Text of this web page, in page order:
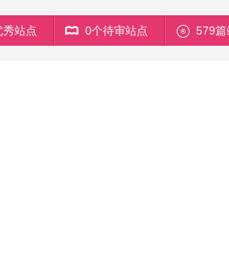
站点 0个待审站点 579篇